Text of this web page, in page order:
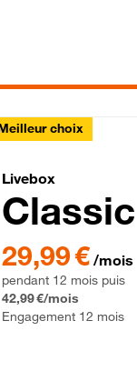
Fibre
choix
Livebox
Livebox
Classic
29,99 € par mois
29,99 € /mois
pendant 12 mois puis
42,99 €/mois
Engagement 12 mois